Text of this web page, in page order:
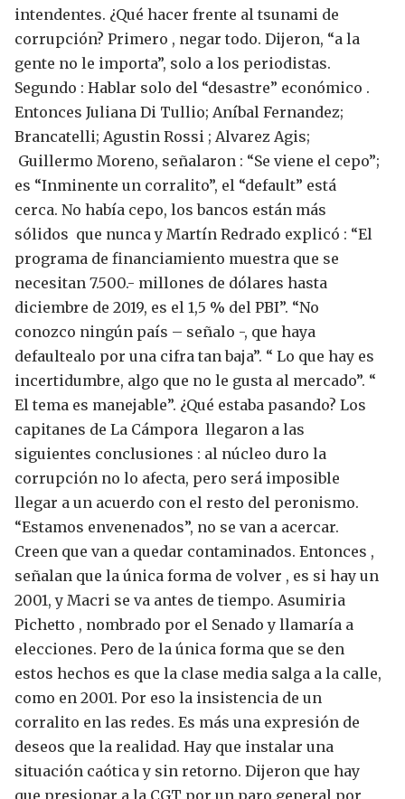
intendentes. ¿Qué hacer frente al tsunami de
corrupción? Primero , negar todo. Dijeron, “a la
gente no le importa”, solo a los periodistas.
Segundo : Hablar solo del “desastre” económico .
Entonces Juliana Di Tullio; Aníbal Fernandez;
Brancatelli; Agustin Rossi ; Alvarez Agis;
Guillermo Moreno, señalaron : “Se viene el cepo”;
es “Inminente un corralito”, el “default” está
cerca. No había cepo, los bancos están más
sólidos que nunca y Martín Redrado explicó : “El
programa de financiamiento muestra que se
necesitan 7.500.- millones de dólares hasta
diciembre de 2019, es el 1,5 % del PBI”. “No
conozco ningún país – señalo -, que haya
defaultealo por una cifra tan baja”. “ Lo que hay es
incertidumbre, algo que no le gusta al mercado”. “
El tema es manejable”. ¿Qué estaba pasando? Los
capitanes de La Cámpora llegaron a las
siguientes conclusiones : al núcleo duro la
corrupción no lo afecta, pero será imposible
llegar a un acuerdo con el resto del peronismo.
“Estamos envenenados”, no se van a acercar.
Creen que van a quedar contaminados. Entonces ,
señalan que la única forma de volver , es si hay un
2001, y Macri se va antes de tiempo. Asumiria
Pichetto , nombrado por el Senado y llamaría a
elecciones. Pero de la única forma que se den
estos hechos es que la clase media salga a la calle,
como en 2001. Por eso la insistencia de un
corralito en las redes. Es más una expresión de
deseos que la realidad. Hay que instalar una
situación caótica y sin retorno. Dijeron que hay
que presionar a la CGT por un paro general por